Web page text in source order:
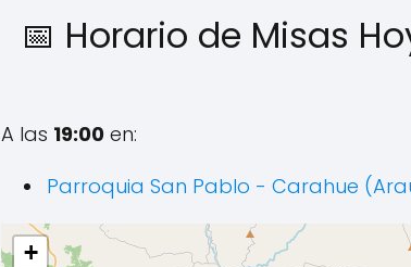
📅 Horario de Misas
A las 19:00 en:
Parroquia San Pablo - Carahue
+